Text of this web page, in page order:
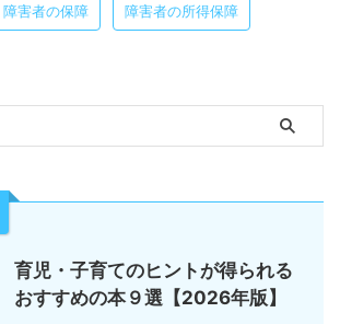
障害者の保障 障害者の所得保障
育児・子育てのヒントが得られる
おすすめの本９選【2026年版】